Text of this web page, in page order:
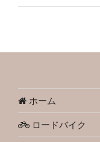
ホーム
ロードバイク